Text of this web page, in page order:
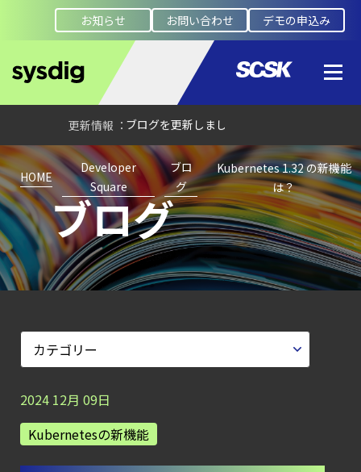
お知らせ お問い合わせ デモの申込み
【ブログ】
コンテナセキュリティとは？
クラウドネイティブ時代に必要な対策の全体像
【お知らせ】
ブログを更新しました
【ブログ】
AIワークロードのコンテナセキュリティ
｜LLM・
GPU環境を守る新しい視点
【ブログ】
セキュリティブリーフィング：
クラウド構成ミスを未然に防ぐSecurity
Managementの全体像
【ブログ】
ブログ
HOME
Developer
Square
ブロ
グ
Kubernetes 1.32 の新機能
は？
2024 12月 09日
Kubernetesの新機能